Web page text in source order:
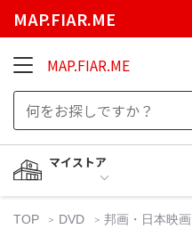
MAP.FIAR.ME
MAP.FIAR.ME
マイストア
TOP DVD 邦画・日本映画